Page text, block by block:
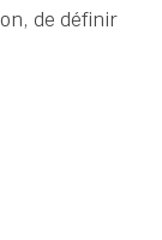
de définir